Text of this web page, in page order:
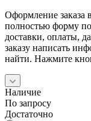
Оформление заказа
полностью форму
доставки, оплаты,
заказу написать
найти. Нажмите
Наличие
По запросу
Достаточно